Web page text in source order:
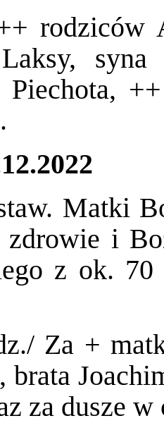
rodziców
Piechota,
Matki
zdrowie i
z ok.
Za +
brata
za dusze